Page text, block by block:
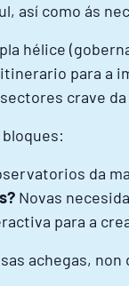
así como ás
hélice
para a
crave
da
Novas
para a
achegas,